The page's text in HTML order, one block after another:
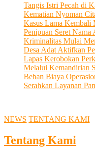
Tangis Istri Pecah di
Kematian Nyoman
Kasus Lama Kembali
Penipuan Seret
Kriminalitas Mulai
Desa Adat Aktifkan
Lapas Kerobokan
Melalui Kemandirian
Beban Biaya
Serahkan Layanan
NEWS TENTANG KAMI
Tentang Kami